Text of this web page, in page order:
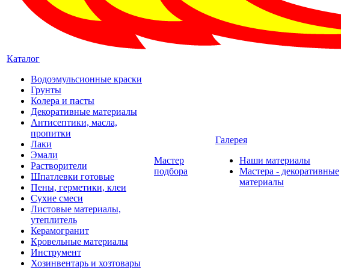
Каталог
Водоэмульсионные краски
Грунты
Колера и пасты
Декоративные материалы
Антисептики, масла,
пропитки
Лаки
Эмали
Растворители
Шпатлевки готовые
Пены, герметики, клеи
Сухие смеси
Листовые материалы,
утеплитель
Керамогранит
Кровельные материалы
Инструмент
Хозинвентарь и хозтовары
Мастер
подбора
Галерея
Наши материалы
Мастера - декоративные
материалы